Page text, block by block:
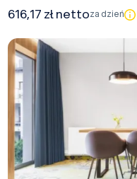
616,17 zł nettoza dzień
Sala Boardroom